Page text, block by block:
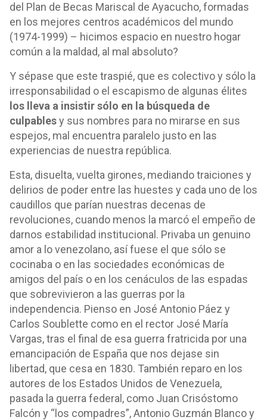
del Plan de Becas Mariscal de Ayacucho, formadas
en los mejores centros académicos del mundo
(1974-1999) – hicimos espacio en nuestro hogar
común a la maldad, al mal absoluto?
Y sépase que este traspié, que es colectivo y sólo la
irresponsabilidad o el escapismo de algunas élites
los lleva a insistir sólo en la búsqueda de
culpablesy sus nombres para no mirarse en sus
espejos, mal encuentra paralelo justo en las
experiencias de nuestra república.
Esta, disuelta, vuelta girones, mediando traiciones y
delirios de poder entre las huestes y cada uno de los
caudillos que parían nuestras decenas de
revoluciones, cuando menos la marcó el empeño de
darnos estabilidad institucional. Privaba un genuino
amor a lo venezolano, así fuese el que sólo se
cocinaba o en las sociedades económicas de
amigos del país o en los cenáculos de las espadas
que sobrevivieron a las guerras por la
independencia. Pienso en José Antonio Páez y
Carlos Soublette como en el rector José María
Vargas, tras el final de esa guerra fratricida por una
emancipación de España que nos dejase sin
libertad, que cesa en 1830. También reparo en los
autores de los Estados Unidos de Venezuela,
pasada la guerra federal, como Juan Crisóstomo
Falcón y “los compadres”, Antonio Guzmán Blanco y